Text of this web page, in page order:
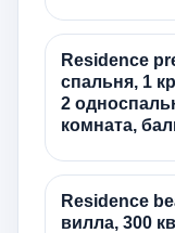
Residence
спальня, 1
2
комната,
Residence
вилла, 300